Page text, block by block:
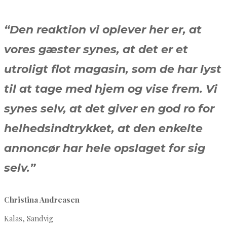
“Den reaktion vi oplever her er, at
vores gæster synes, at det er et
utroligt flot magasin, som de har lyst
til at tage med hjem og vise frem. Vi
synes selv, at det giver en god ro for
helhedsindtrykket, at den enkelte
annoncør har hele opslaget for sig
selv.”
Christina Andreasen
Kalas, Sandvig